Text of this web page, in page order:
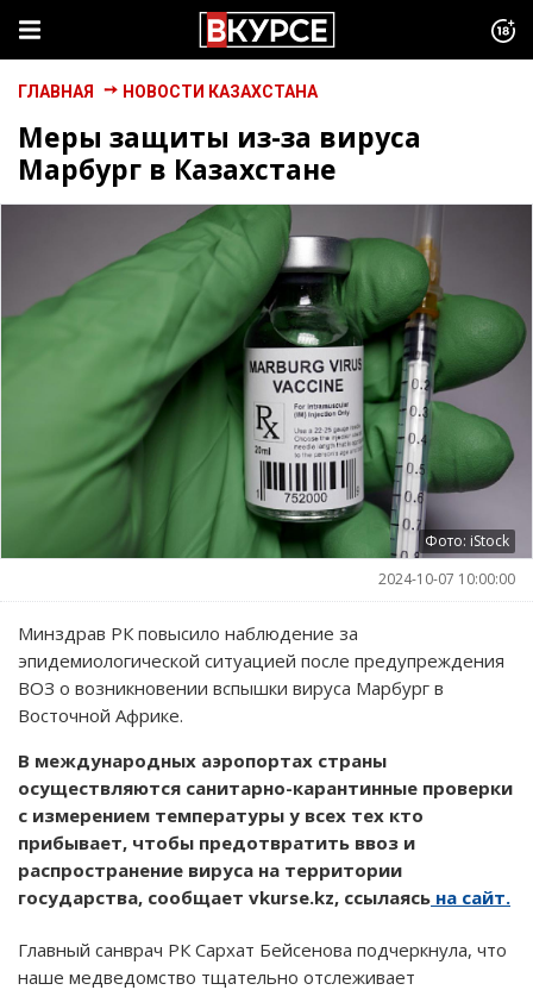
ГЛАВНАЯ НОВОСТИ КАЗАХСТАНА
Меры защиты из-за вируса
Марбург в Казахстане
Фото: iStock
2024-10-07 10:00:00
Минздрав РК повысило наблюдение за
эпидемиологической ситуацией после предупреждения
ВОЗ о возникновении вспышки вируса Марбург в
Восточной Африке.
В международных аэропортах страны
осуществляются санитарно-карантинные проверки
с измерением температуры у всех тех кто
прибывает, чтобы предотвратить ввоз и
распространение вируса на территории
государства, сообщает vkurse.kz, ссылаясь на сайт.
Главный санврач РК Сархат Бейсенова подчеркнула, что
наше медведомство тщательно отслеживает